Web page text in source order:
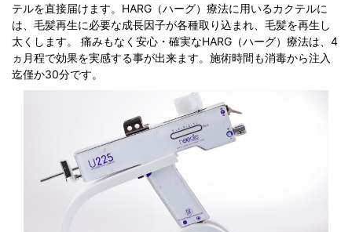
テルを直接届けます。HARG（ハーグ）療法に用いるカクテルに
は、毛髪再生に必要な成長因子が各種取り込まれ、毛髪を再生し
太くします。 痛みもなく安心・確実なHARG（ハーグ）療法は、4
ヵ月程で効果を実感する事が出来ます。施術時間も消毒から注入
迄僅か30分です。